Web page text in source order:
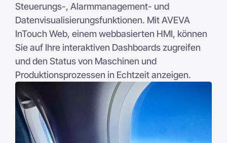
Steuerungs-, Alarmmanagement- und
Datenvisualisierungsfunktionen. Mit AVEVA
InTouch Web, einem webbasierten HMI, können
Sie auf Ihre interaktiven Dashboards zugreifen
und den Status von Maschinen und
Produktionsprozessen in Echtzeit anzeigen.